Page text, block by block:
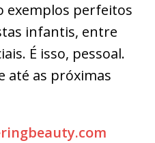
exemplos perfeitos
infantis, entre
É isso, pessoal.
até as próximas